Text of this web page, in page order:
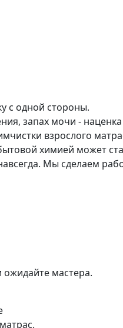
с одной стороны.
запах мочи -
взрослого
химией может
Мы сделаем
мастера.